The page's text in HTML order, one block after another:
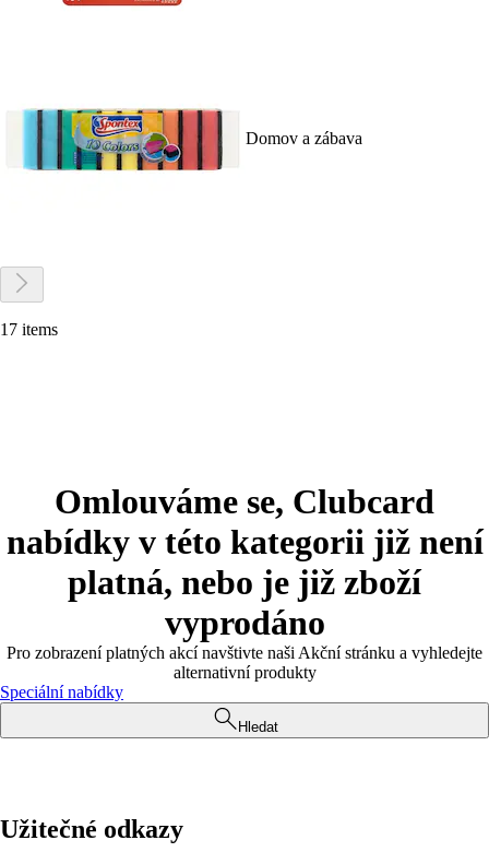
Domov a zábava
17 items
Omlouváme se, Clubcard
nabídky v této kategorii již není
platná, nebo je již zboží
vyprodáno
Pro zobrazení platných akcí navštivte naši Akční stránku a vyhledejte
alternativní produkty
Speciální nabídky
Hledat
Užitečné odkazy